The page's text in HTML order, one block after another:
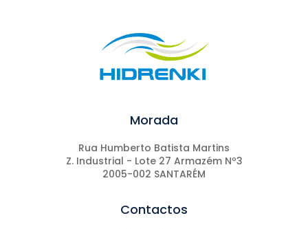
Morada
Rua Humberto Batista Martins
Z. Industrial - Lote 27 Armazém Nº3
2005-002 SANTARÉM
Contactos